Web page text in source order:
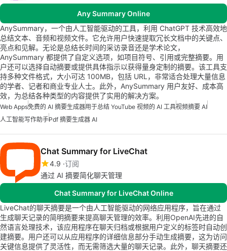
Any Summary Online
AnySummary，一个由人工智能驱动的工具，利用 ChatGPT 技术高效地
总结文本、音频和视频文件。它允许用户快速提取冗长文档中的关键点、
亮点和见解。无论是总结长时间的采访录音还是学术论文，
AnySummary 都提供了自定义选项，如项目符号、引用或完整摘要。用
户还可以选择自动摘要或提供具体指示以获得量身定制的摘要。该工具支
持多种文件格式，大小可达 100MB，包括 URL，非常适合处理大量信息
的学者、记者和商业专业人士。此外，AnySummary 用户友好、成本高
效，为总结各种类型的内容提供了实用的解决方案。
Web Apps免费的 AI 摘要生成器用于总结 YouTube 视频的 AI 工具视频摘要 AI
人工智能写作助手Pdf 摘要生成器 AI
Chat Summary for LiveChat
4.9 订阅
通过 AI 摘要简化聊天管理
Chat Summary for LiveChat Online
LiveChat的聊天摘要是一个由人工智能驱动的网络应用程序，旨在通过
生成聊天记录的简明摘要来提高聊天管理的效率。利用OpenAI先进的自
然语言处理技术，该应用程序在聊天归档或根据用户定义的标签时自动创
建摘要。用户还可以从应用程序的详细信息部分手动生成摘要，这为访问
关键信息提供了灵活性，而无需筛选大量的聊天记录。此外，聊天摘要还